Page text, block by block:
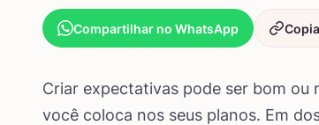
Compartilhar no WhatsApp
Criar expectativas pode ser bom ou
você coloca nos seus planos. Em